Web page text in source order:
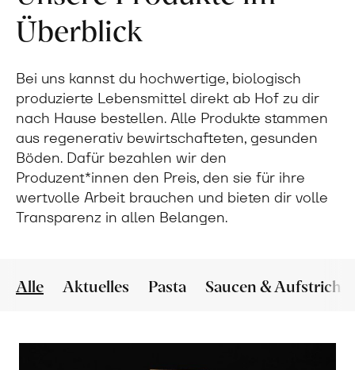
Überblick
Bei uns kannst du hochwertige, biologisch
produzierte Lebensmittel direkt ab Hof zu dir
nach Hause bestellen. Alle Produkte stammen
aus regenerativ bewirtschafteten, gesunden
Böden. Dafür bezahlen wir den
Produzent*innen den Preis, den sie für ihre
wertvolle Arbeit brauchen und bieten dir volle
Transparenz in allen Belangen.
Alle Aktuelles Pasta Saucen & Aufstriche